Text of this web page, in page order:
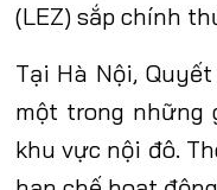
(LEZ) sắp chính
Tại Hà Nội,
một trong những
khu vực nội đô.